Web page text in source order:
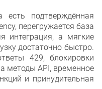
подтверждённая
перегружается база
интеграция, а мягкие
достаточно быстро.
429, блокировки
методы API, временное
и принудительная